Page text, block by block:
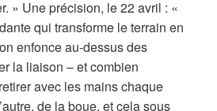
» Une précision, le 22 avril : «
qui transforme le terrain en
enfonce au-dessus des
la liaison – et combien
avec les mains chaque
de la boue, et cela sous